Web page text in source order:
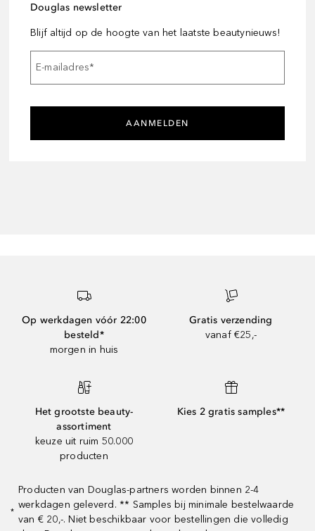
Douglas newsletter
Blijf altijd op de hoogte van het laatste beautynieuws!
E-mailadres*
AANMELDEN
Op werkdagen vóór 22:00
besteld*
morgen in huis
Gratis verzending
vanaf €25,-
Het grootste beauty-
assortiment
keuze uit ruim 50.000
producten
Kies 2 gratis samples**
*
Producten van Douglas-partners worden binnen 2-4
werkdagen geleverd. ** Samples bij minimale bestelwaarde
van € 20,-. Niet beschikbaar voor bestellingen die volledig